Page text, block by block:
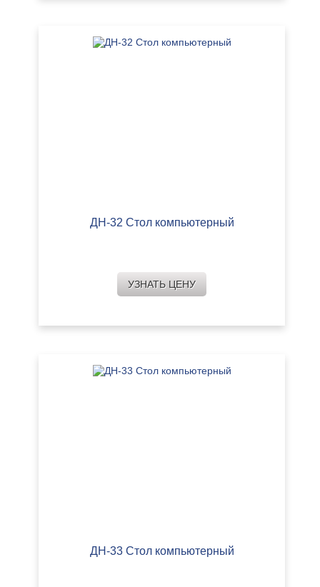
ДН-32 Стол компьютерный
УЗНАТЬ ЦЕНУ
ДН-33 Стол компьютерный